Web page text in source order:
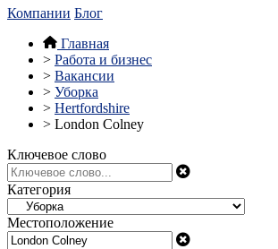
Компании Блог
Главная
> Работа и бизнес
> Вакансии
> Уборка
> Hertfordshire
> London Colney
Ключевое слово
Категория
Местоположение